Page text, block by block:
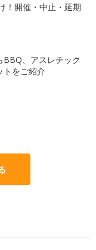
！開催・中止・延期
BBQ、アスレチック
トをご紹介